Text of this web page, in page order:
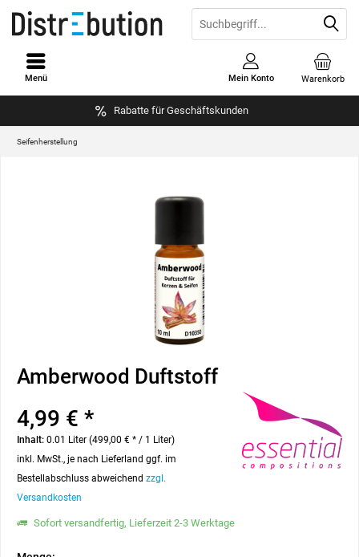
Rabatte für Geschäftskunden
Warenkorb
Mein Konto
Menü
Seifenherstellung
Amberwood Duftstoff
4,99 € *
Inhalt: 0.01 Liter (499,00 € * / 1 Liter)
inkl. MwSt., je nach Lieferland ggf. im
Bestellabschluss abweichend zzgl.
Versandkosten
Sofort versandfertig, Lieferzeit 2-3 Werktage